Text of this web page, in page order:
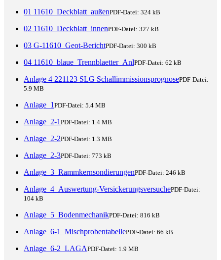
01 11610_Deckblatt_außenPDF-Datei: 324 kB
02 11610_Deckblatt_innenPDF-Datei: 327 kB
03 G-11610_Geot-BerichtPDF-Datei: 300 kB
04 11610_blaue_Trennblaetter_AnlPDF-Datei: 62 kB
Anlage 4 221123 SLG SchallimmissionsprognosePDF-Datei:
5.9 MB
Anlage_1 PDF-Datei: 5.4 MB
Anlage_2-1 PDF-Datei: 1.4 MB
Anlage_2-2PDF-Datei: 1.3 MB
Anlage_2-3PDF-Datei: 773 kB
Anlage_3_RammkernsondierungenPDF-Datei: 246 kB
Anlage_4_Auswertung-VersickerungsversuchePDF-Datei:
104 kB
Anlage_5_BodenmechanikPDF-Datei: 816 kB
Anlage_6-1_MischprobentabellePDF-Datei: 66 kB
Anlage_6-2_LAGAPDF-Datei: 1.9 MB